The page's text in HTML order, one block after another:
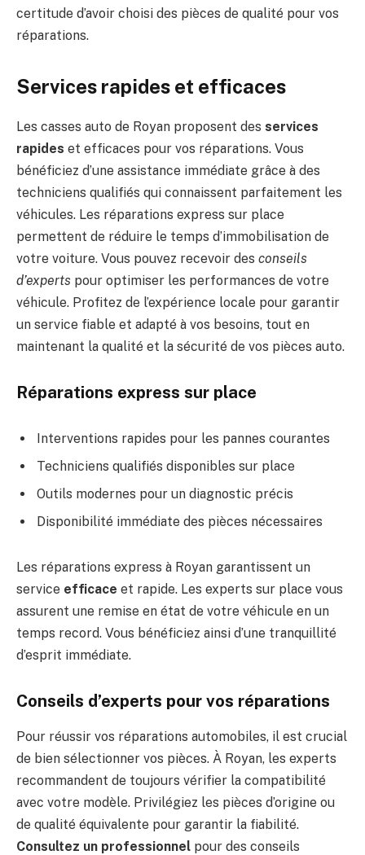
certitude d’avoir choisi des pièces de qualité pour vos
réparations.
Services rapides et efficaces
Les casses auto de Royan proposent des services
rapides et efficaces pour vos réparations. Vous
bénéficiez d’une assistance immédiate grâce à des
techniciens qualifiés qui connaissent parfaitement les
véhicules. Les réparations express sur place
permettent de réduire le temps d’immobilisation de
votre voiture. Vous pouvez recevoir des conseils
d’experts pour optimiser les performances de votre
véhicule. Profitez de l’expérience locale pour garantir
un service fiable et adapté à vos besoins, tout en
maintenant la qualité et la sécurité de vos pièces auto.
Réparations express sur place
Interventions rapides pour les pannes courantes
Techniciens qualifiés disponibles sur place
Outils modernes pour un diagnostic précis
Disponibilité immédiate des pièces nécessaires
Les réparations express à Royan garantissent un
service efficace et rapide. Les experts sur place vous
assurent une remise en état de votre véhicule en un
temps record. Vous bénéficiez ainsi d’une tranquillité
d’esprit immédiate.
Conseils d’experts pour vos réparations
Pour réussir vos réparations automobiles, il est crucial
de bien sélectionner vos pièces. À Royan, les experts
recommandent de toujours vérifier la compatibilité
avec votre modèle. Privilégiez les pièces d’origine ou
de qualité équivalente pour garantir la fiabilité.
Consultez un professionnel pour des conseils